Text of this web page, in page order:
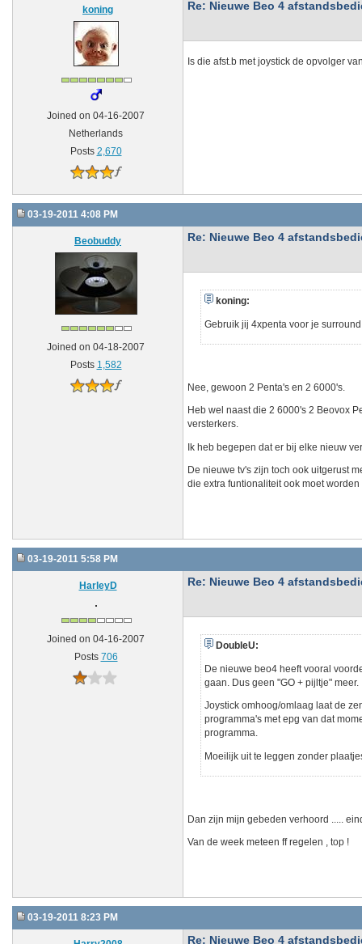
koning
Joined on 04-16-2007
Netherlands
Posts 2,670
Re: Nieuwe Beo 4
Is die afst.b met joystick de opvolger
03-19-2011 4:08 PM
Beobuddy
Joined on 04-18-2007
Posts 1,582
Re: Nieuwe Beo 4
koning:
Gebruik jij 4xpenta voor je
Nee, gewoon 2 Penta's en 2 6000's.
Heb wel naast die 2 6000's 2 Beovox
versterkers.
Ik heb begepen dat er bij elke nieuw
De nieuwe tv's zijn toch ook uitgerust
die extra funtionaliteit ook moet
03-19-2011 5:58 PM
HarleyD
Joined on 04-16-2007
Posts 706
Re: Nieuwe Beo 4
DoubleU:
De nieuwe beo4 heeft vooral
gaan. Dus geen "GO + pijltje" meer.
Joystick omhoog/omlaag laat de
programma's met epg van dat
programma.
Moeilijk uit te leggen zonder
Dan zijn mijn gebeden verhoord .....
Van de week meteen ff regelen , top !
03-19-2011 8:23 PM
Re: Nieuwe Beo 4